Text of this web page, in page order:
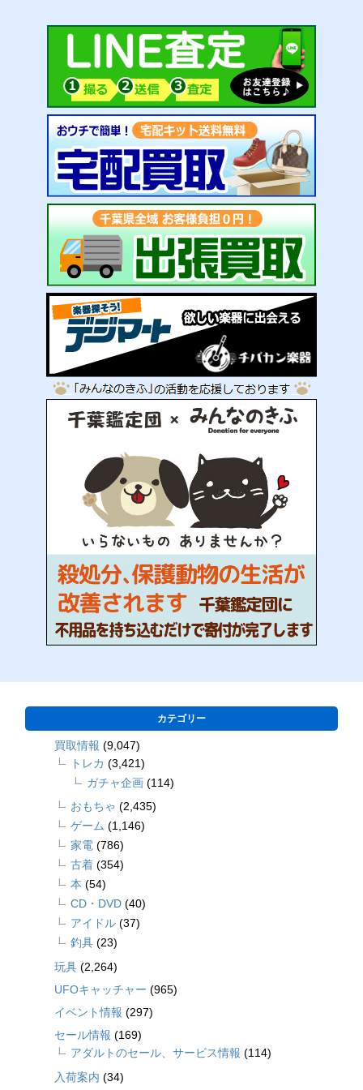
カテゴリー
買取情報 (9,047)
トレカ (3,421)
ガチャ企画 (114)
おもちゃ (2,435)
ゲーム (1,146)
家電 (786)
古着 (354)
本 (54)
CD・DVD (40)
アイドル (37)
釣具 (23)
玩具 (2,264)
UFOキャッチャー (965)
イベント情報 (297)
セール情報 (169)
アダルトのセール、サービス情報 (114)
入荷案内 (34)